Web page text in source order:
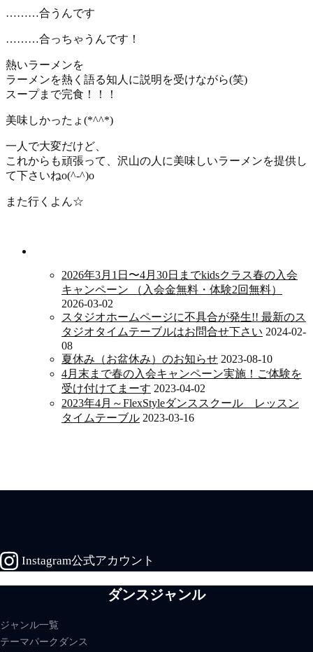
………合うんです
………合っちゃうんです！
熱いラーメンを
ラーメンを熱く語る知人に説明を受けながら(笑)
スープまで完食！！！
美味しかったょ(*^^*)
一人で大変だけど、
これからも頑張って、沢山の人に美味しいラーメンを提供し
て下さいねo(^-^)o
また行くよん☆
2026年3月1日〜4月30日までkidsクラス春の入会
キャンペーン （入会金無料・体験2回無料）
2026-03-02
スタジオホームページに不具合が発生!! 最新のス
タジオタイムテーブルはお問合せ下さい 2024-02-
08
夏休み（お盆休み）のお知らせ 2023-08-10
4月末まで春の入会キャンペーン実施！ご体験を
受け付けてまーす 2023-04-02
2023年4月～FlexStyleダンススクール レッスン
タイムテーブル 2023-03-16
Instagram公式アカウント
ダンスジャンル
ジャンル一覧
テーマパークダンス